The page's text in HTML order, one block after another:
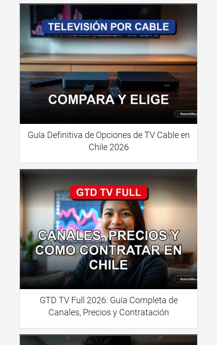
Guía Definitiva de Opciones de TV Cable en
Chile 2026
GTD TV Full 2026: Guía Completa de
Canales, Precios y Contratación